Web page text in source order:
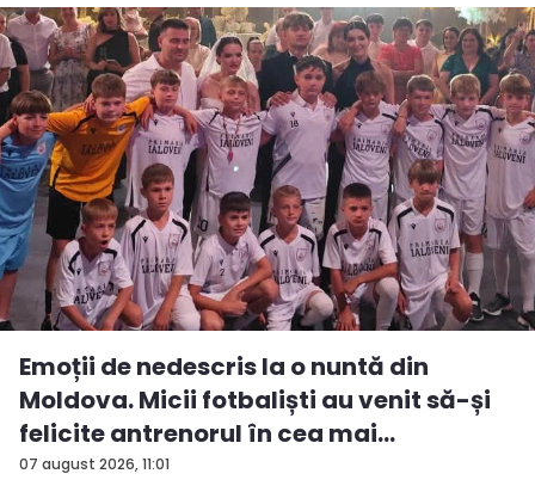
07 august 2026, 11:01
Emoții de nedescris la o nuntă din
Moldova. Micii fotbaliști au venit să-și
felicite antrenorul în cea mai
importan...